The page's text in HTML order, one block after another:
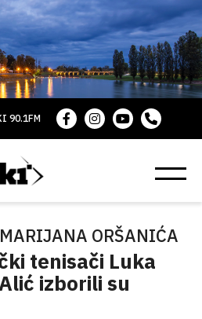
90.1FM
ORŠANIĆA
tenisači Luka
izborili su